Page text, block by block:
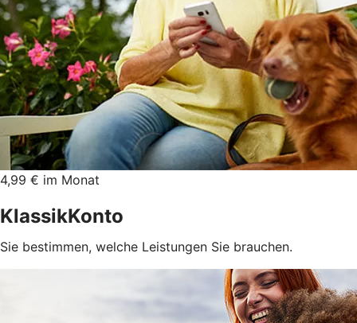
4,99 € im Monat
KlassikKonto
Sie bestimmen, welche Leistungen Sie brauchen.